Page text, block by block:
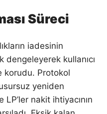
Süreci
iadesinin
dengeleyerek kullanıcı
korudu. Protokol
yeniden
nakit ihtiyacının